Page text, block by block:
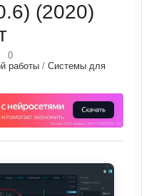
(2020)
0
работы / Системы для